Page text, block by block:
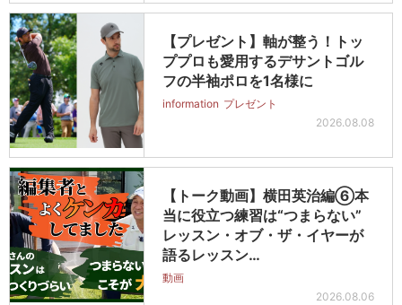
【プレゼント】軸が整う！トッ
ププロも愛用するデサントゴル
フの半袖ポロを1名様に
information プレゼント
2026.08.08
【トーク動画】横田英治編⑥本
当に役立つ練習は“つまらない”
レッスン・オブ・ザ・イヤーが
語るレッスン…
動画
2026.08.06